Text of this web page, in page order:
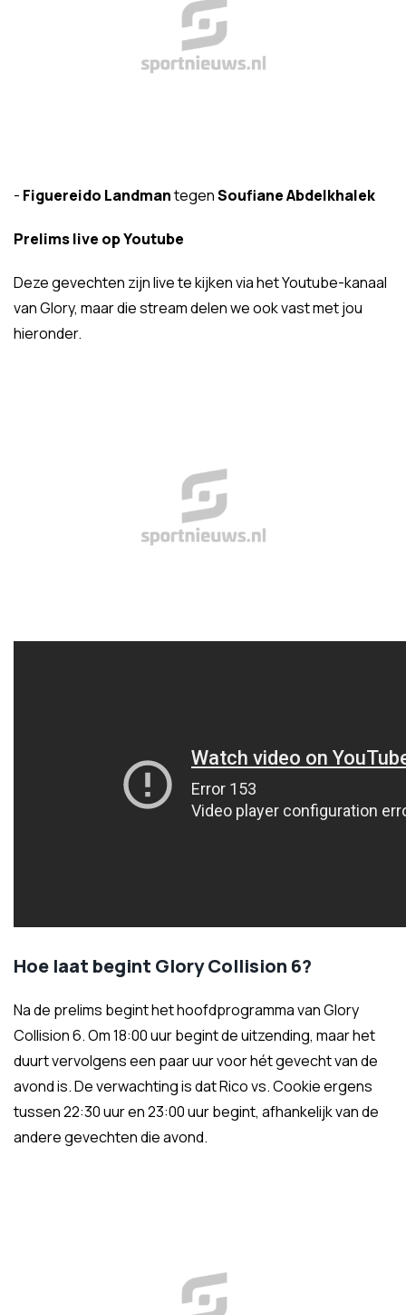
- Figuereido LandmantegenSoufiane Abdelkhalek
Prelims live op Youtube
Deze gevechten zijn live te kijken via het Youtube-kanaal
van Glory, maar die stream delen we ook vast met jou
hieronder.
Hoe laat begint Glory Collision 6?
Na de prelims begint het hoofdprogramma van Glory
Collision 6. Om 18:00 uur begint de uitzending, maar het
duurt vervolgens een paar uur voor hét gevecht van de
avond is. De verwachting is dat Rico vs. Cookie ergens
tussen 22:30 uur en 23:00 uur begint, afhankelijk van de
andere gevechten die avond.